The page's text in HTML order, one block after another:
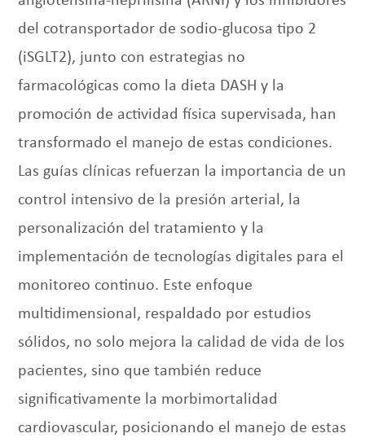
del cotransportador de sodio-glucosa tipo 2
(iSGLT2), junto con estrategias no
farmacológicas como la dieta DASH y la
promoción de actividad física supervisada, han
transformado el manejo de estas condiciones.
Las guías clínicas refuerzan la importancia de un
control intensivo de la presión arterial, la
personalización del tratamiento y la
implementación de tecnologías digitales para el
monitoreo continuo. Este enfoque
multidimensional, respaldado por estudios
sólidos, no solo mejora la calidad de vida de los
pacientes, sino que también reduce
significativamente la morbimortalidad
cardiovascular, posicionando el manejo de estas